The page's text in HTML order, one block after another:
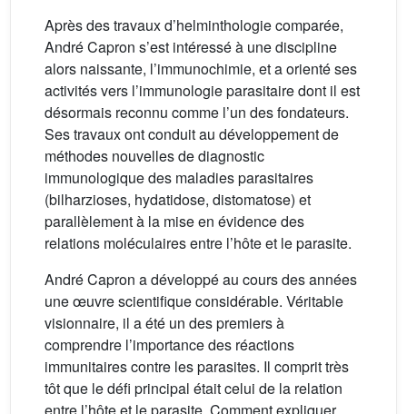
Après des travaux d’helminthologie comparée,
André Capron s’est intéressé à une discipline
alors naissante, l’immunochimie, et a orienté ses
activités vers l’immunologie parasitaire dont il est
désormais reconnu comme l’un des fondateurs.
Ses travaux ont conduit au développement de
méthodes nouvelles de diagnostic
immunologique des maladies parasitaires
(bilharzioses, hydatidose, distomatose) et
parallèlement à la mise en évidence des
relations moléculaires entre l’hôte et le parasite.
André Capron a développé au cours des années
une œuvre scientifique considérable. Véritable
visionnaire, il a été un des premiers à
comprendre l’importance des réactions
immunitaires contre les parasites. Il comprit très
tôt que le défi principal était celui de la relation